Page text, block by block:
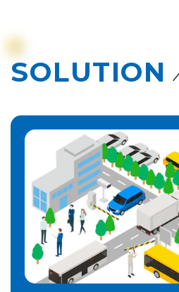
SOLUTION